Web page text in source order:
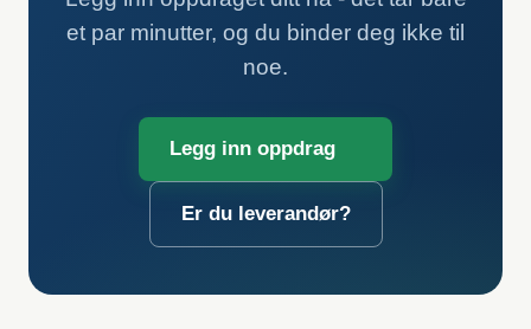
et par minutter, og du binder deg ikke til
noe.
Legg inn oppdrag
Er du leverandør?